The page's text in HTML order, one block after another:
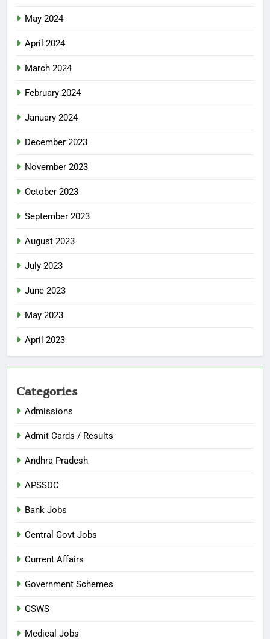
May 2024
April 2024
March 2024
February 2024
January 2024
December 2023
November 2023
October 2023
September 2023
August 2023
July 2023
June 2023
May 2023
April 2023
Categories
Admissions
Admit Cards / Results
Andhra Pradesh
APSSDC
Bank Jobs
Central Govt Jobs
Current Affairs
Government Schemes
GSWS
Medical Jobs